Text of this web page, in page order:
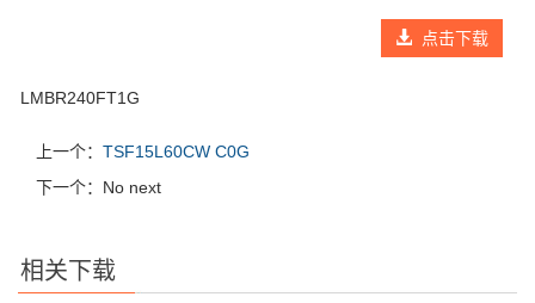
点击下载
LMBR240FT1G
上一个： TSF15L60CW C0G
下一个：No next
相关下载